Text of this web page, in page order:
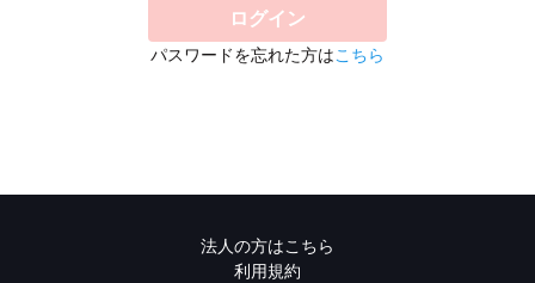
ログイン
パスワードを忘れた方はこちら
法人の方はこちら
利用規約